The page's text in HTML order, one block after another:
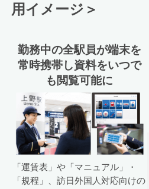
用イメージ＞
勤務中の全駅員が端末を
常時携帯し資料をいつで
も閲覧可能に
「運賃表」や「マニュアル」・
「規程」、訪日外国人対応向けの